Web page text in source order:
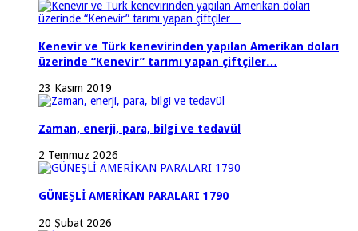
Kenevir ve Türk kenevirinden yapılan Amerikan doları
üzerinde “Kenevir” tarımı yapan çiftçiler…
23 Kasım 2019
Zaman, enerji, para, bilgi ve tedavül
2 Temmuz 2026
GÜNEŞLİ AMERİKAN PARALARI 1790
20 Şubat 2026